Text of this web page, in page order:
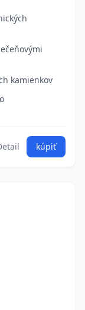
kamienkov
kúpiť